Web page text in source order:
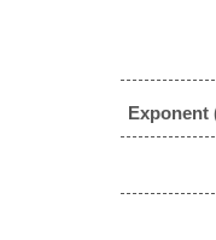
Exponent